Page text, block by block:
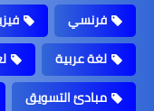
فرنسي
لغة عربية
مبادئ التسويق